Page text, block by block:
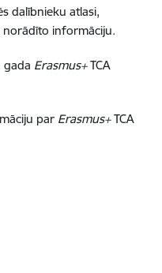
dalībnieku atlasi,
norādīto informāciju.
gada Erasmus+TCA
par Erasmus+TCA